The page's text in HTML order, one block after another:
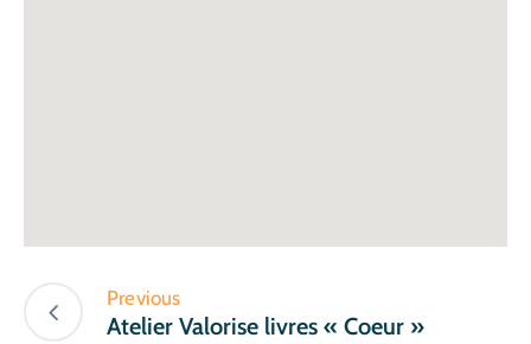
Previous
Atelier Valorise livres « Coeur »